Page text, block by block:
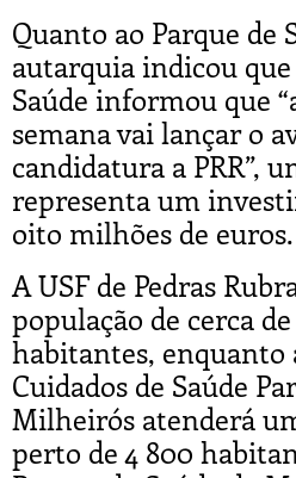
Quanto ao Parque de
autarquia indicou
Saúde informou que
semana vai lançar o
candidatura a PRR”,
representa um
oito milhões de euros.
A USF de Pedras
população de cerca
habitantes, enquanto
Cuidados de Saúde
Milheirós atenderá
perto de 4 800